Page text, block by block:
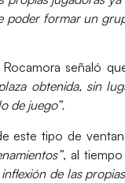
poder formar un
señaló
obtenida, sin
de juego”.
este tipo de
, al
de las